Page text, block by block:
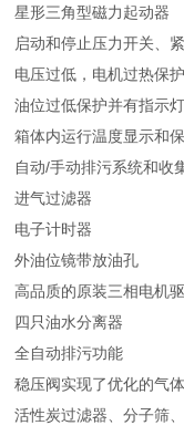
星形三角型磁力起动器
启动和停止压力开关、
电压过低，电机过热保护
油位过低保护并有指示灯
箱体内运行温度显示和
自动/手动排污系统和收
进气过滤器
电子计时器
外油位镜带放油孔
高品质的原装三相电机
四只油水分离器
全自动排污功能
稳压阀实现了优化的气
活性炭过滤器、分子筛